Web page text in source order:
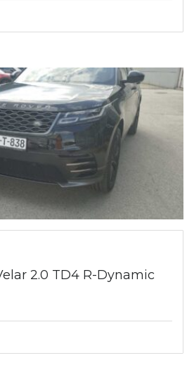
2.0 TD4 R-Dynamic